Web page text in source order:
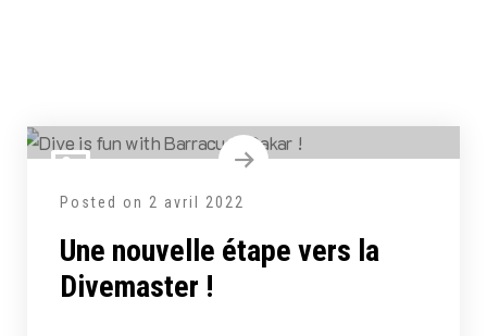
Posted on 2 avril 2022
Une nouvelle étape vers la
Divemaster !